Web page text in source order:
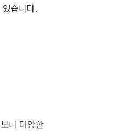
습니다.
니 다양한